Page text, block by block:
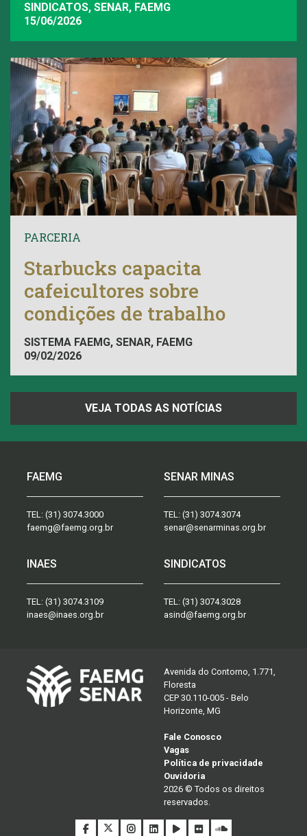
SINDICATOS, SENAR, FAEMG
15/06/2026
PARCERIA
Starbucks capacita
cafeicultores sobre
condições de trabalho
SISTEMA FAEMG, SENAR, FAEMG
09/02/2026
VEJA TODAS AS NOTÍCIAS
FAEMG
TEL: (31) 3074.3000
faemg@faemg.org.br
SENAR MINAS
TEL: (31) 3074.3074
senar@senarminas.org.br
INAES
TEL: (31) 3074.3109
inaes@inaes.org.br
SINDICATOS
TEL: (31) 3074.3028
asind@faemg.org.br
Avenida do Contorno, 1.771,
Floresta
CEP 30.110-005 - Belo
Horizonte, MG
Fale Conosco
Vagas
Política de privacidade
Ouvidoria
2026 © Todos os direitos
reservados.